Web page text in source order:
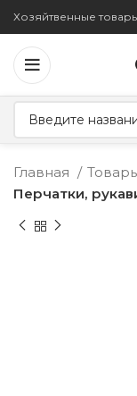
Хозяйтвенные
Главная
Перчатки,